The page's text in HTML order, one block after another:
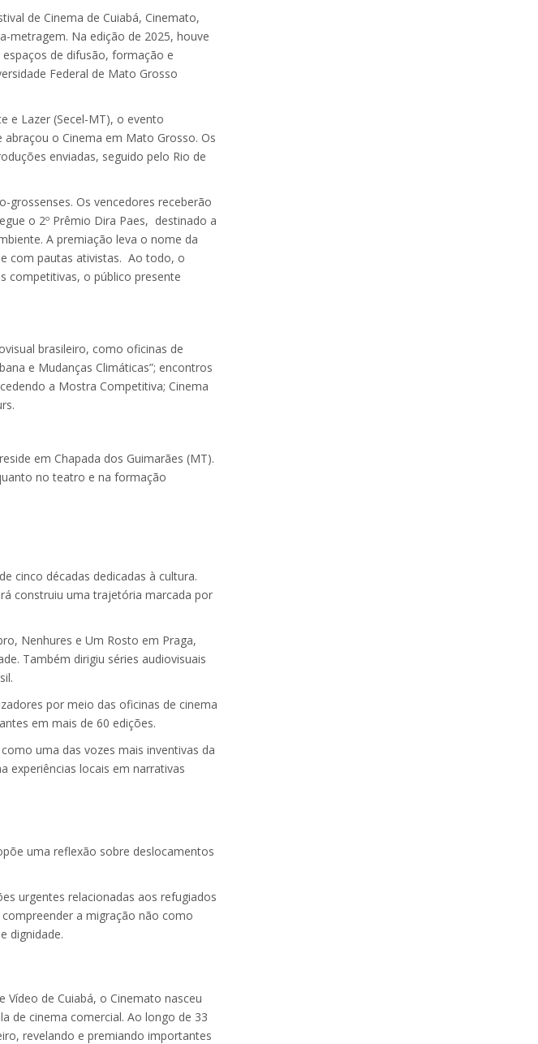
de Cinema de Cuiabá, Cinemato,
metragem. Na edição de 2025, houve
de difusão, formação e
Federal de Mato Grosso
e Lazer (Secel-MT), o evento
o Cinema em Mato Grosso. Os
enviadas, seguido pelo Rio de
Os vencedores receberão
o 2º Prêmio Dira Paes, destinado a
A premiação leva o nome da
com pautas ativistas. Ao todo, o
competitivas, o público presente
brasileiro, como oficinas de
e Mudanças Climáticas”; encontros
a Mostra Competitiva; Cinema
em Chapada dos Guimarães (MT).
no teatro e na formação
cinco décadas dedicadas à cultura.
construiu uma trajetória marcada por
Nenhures e Um Rosto em Praga,
Também dirigiu séries audiovisuais
por meio das oficinas de cinema
em mais de 60 edições.
uma das vozes mais inventivas da
experiências locais em narrativas
uma reflexão sobre deslocamentos
urgentes relacionadas aos refugiados
a migração não como
dignidade.
de Cuiabá, o Cinemato nasceu
de cinema comercial. Ao longo de 33
revelando e premiando importantes